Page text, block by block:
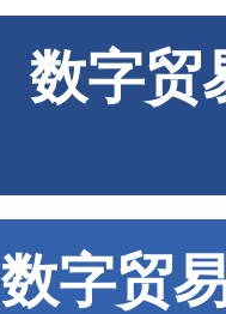
数字贸
数字贸